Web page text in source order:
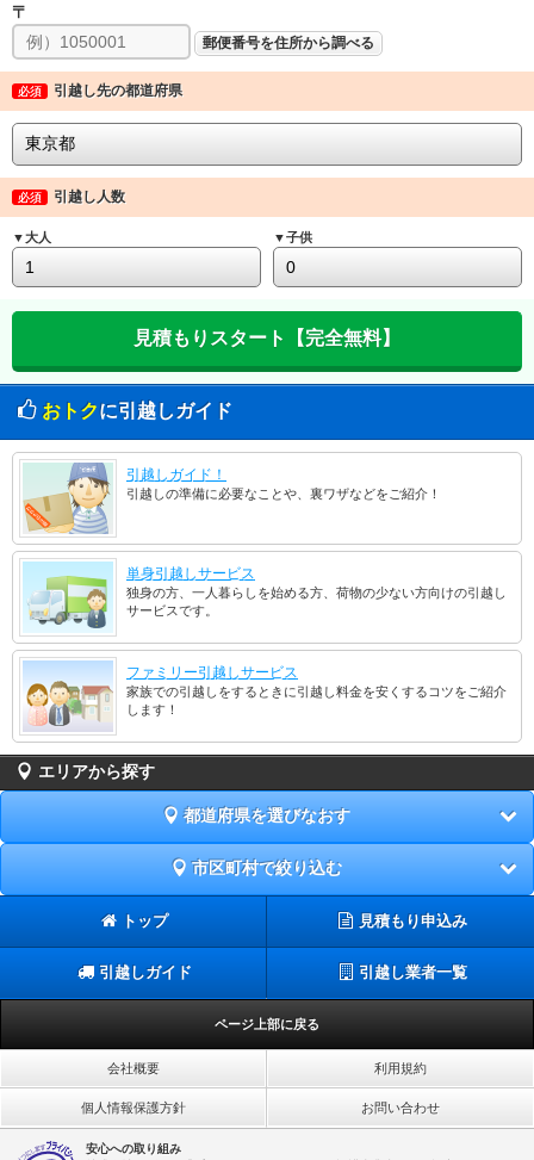
〒
郵便番号を住所から調べる
必須 引越し先の都道府県
必須 引越し人数
▼大人 ▼子供
おトクに引越しガイド
引越しガイド！
引越しの準備に必要なことや、裏ワザなどをご紹介！
単身引越しサービス
独身の方、一人暮らしを始める方、荷物の少ない方向けの引越し
サービスです。
ファミリー引越しサービス
家族での引越しをするときに引越し料金を安くするコツをご紹介
します！
エリアから探す
都道府県を選びなおす
市区町村で絞り込む
トップ 見積もり申込み
引越しガイド 引越し業者一覧
ページ上部に戻る
会社概要 利用規約
個人情報保護方針 お問い合わせ
安心への取り組み